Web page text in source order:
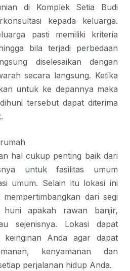
di Komplek Setia Budi
kepada keluarga.
pasti memiliki kriteria
bila terjadi perbedaan
diselesaikan dengan
secara langsung. Ketika
untuk ke depannya maka
tersebut dapat diterima
hal cukup penting baik dari
untuk fasilitas umum
umum. Selain itu lokasi ini
dari segi
huni apakah rawan banjir,
sejenisnya. Lokasi dapat
keinginan Anda agar dapat
kenyamanan dan
perjalanan hidup Anda.